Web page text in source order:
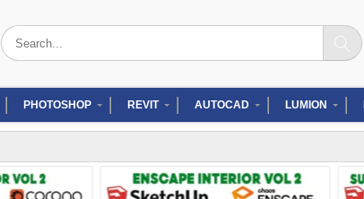
Search
for:
PHOTOSHOP REVIT AUTOCAD LUMION